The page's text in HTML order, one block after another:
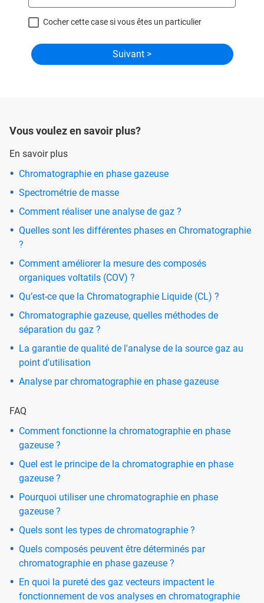
Cocher cette case si vous êtes un particulier
Vous voulez en savoir plus?
En savoir plus
Chromatographie en phase gazeuse
Spectrométrie de masse
Comment réaliser une analyse de gaz ?
Quelles sont les différentes phases en Chromatographie
?
Comment améliorer la mesure des composés
organiques voltatils (COV) ?
Qu’est-ce que la Chromatographie Liquide (CL) ?
Chromatographie gazeuse, quelles méthodes de
séparation du gaz ?
La garantie de qualité de l'analyse de la source gaz au
point d'utilisation
Analyse par chromatographie en phase gazeuse
FAQ
Comment fonctionne la chromatographie en phase
gazeuse ?
Quel est le principe de la chromatographie en phase
gazeuse ?
Pourquoi utiliser une chromatographie en phase
gazeuse ?
Quels sont les types de chromatographie ?
Quels composés peuvent être déterminés par
chromatographie en phase gazeuse ?
En quoi la pureté des gaz vecteurs impactent le
fonctionnement de vos analyses en chromatographie